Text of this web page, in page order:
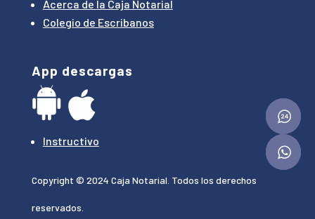
Acerca de la Caja Notarial
Colegio de Escribanos
App descargas
Instructivo
Copyright © 2024 Caja Notarial. Todos los derechos
reservados.